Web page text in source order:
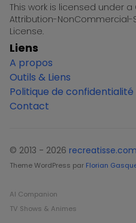
This work is licensed under
Attribution-NonCommercial-
License.
Liens
A propos
Outils & Liens
Politique de confidentialité
Contact
© 2013 - 2026 recreatisse.com
Theme WordPress par Florian
AI Companion
TV Shows & Animes